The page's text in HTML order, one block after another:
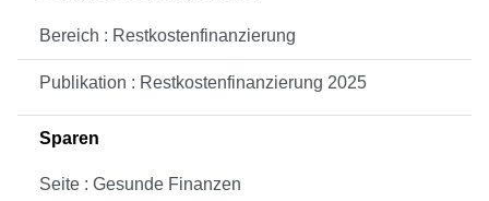
Bereich : Restkostenfinanzierung
Publikation : Restkostenfinanzierung 2025
Sparen
Seite : Gesunde Finanzen